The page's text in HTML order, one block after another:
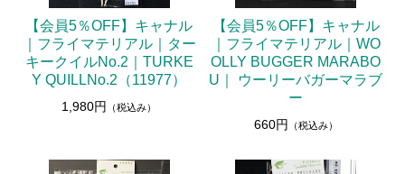
【会員5％OFF】キャナル
｜フライマテリアル｜ター
キークイルNo.2｜TURKE
Y QUILLNo.2（11977）
1,980円 （税込み）
【会員5％OFF】キャナル
｜フライマテリアル｜WO
OLLY BUGGER MARABO
U｜ ウーリーバガーマラブ
ー
660円 （税込み）